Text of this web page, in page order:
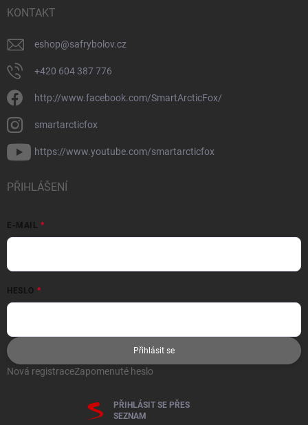
KONTAKT
eshop@safrybolov.cz
+420 604 387 776
http://www.facebook.com/SmartArcticFox/
smartarcticfox
https://www.youtube.com/smartarcticfox
PŘIHLÁŠENÍ
E-MAIL
HESLO
Přihlásit se
Nová registraceZapomenuté heslo
PŘIHLÁSIT SE PŘES
SEZNAM